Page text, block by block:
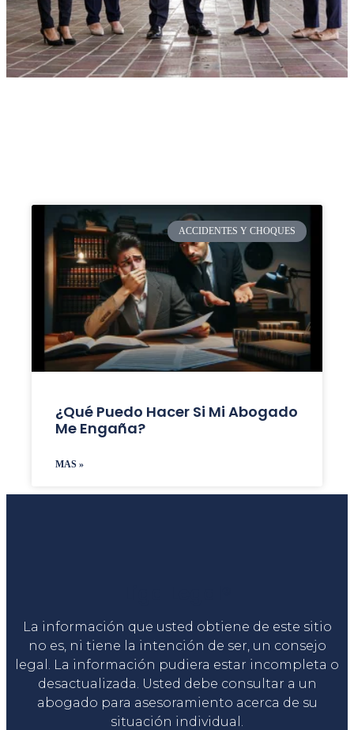
ACCIDENTES Y CHOQUES
¿Qué Puedo Hacer Si Mi Abogado
Me Engaña?
MAS »
La información que usted obtiene de este sitio
no es, ni tiene la intención de ser, un consejo
legal. La información pudiera estar incompleta o
desactualizada. Usted debe consultar a un
abogado para asesoramiento acerca de su
situación individual.